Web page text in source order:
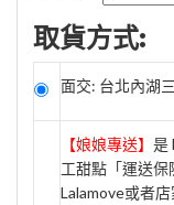
取貨方式:
面交: 台北內湖
【娘娘專送】 是
工甜點「運送
Lalamove或者